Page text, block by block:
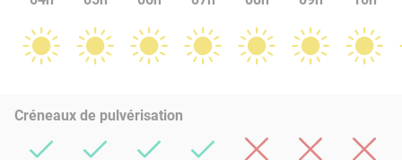
Créneaux de pulvérisation